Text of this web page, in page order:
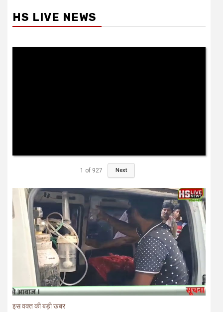
HS LIVE NEWS
1 of 927 Next
इस वक्त की बड़ी खबर